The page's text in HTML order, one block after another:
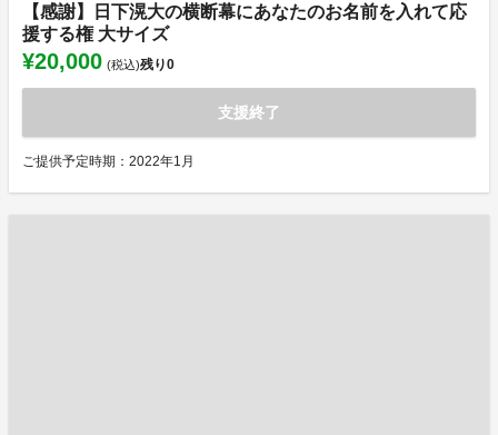
【感謝】日下滉大の横断幕にあなたのお名前を入れて応
援する権 大サイズ
¥20,000 (税込)残り0
支援終了
ご提供予定時期：2022年1月